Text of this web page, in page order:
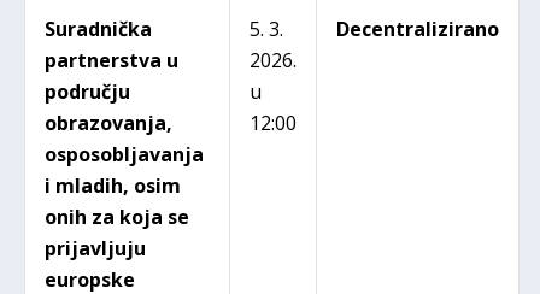
Suradnička
partnerstva u
području
obrazovanja,
osposobljavanja
i mladih, osim
onih za koja se
prijavljuju
europske
5. 3.
2026.
u
12:00
Decentralizirano